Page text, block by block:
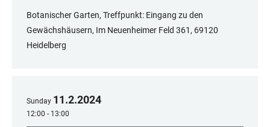
Botanischer Garten, Treffpunkt: Eingang zu den
Gewächshäusern, Im Neuenheimer Feld 361, ​​​​​​​69120
Heidelberg
Sunday 11.2.2024
12:00 - 13:00